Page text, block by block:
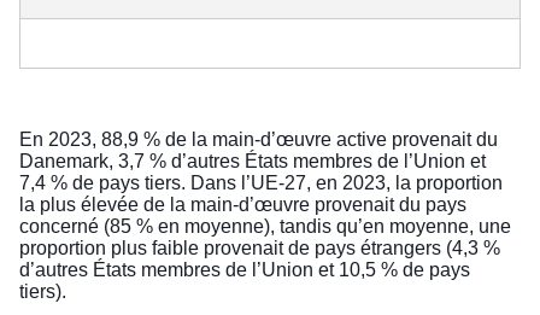
En 2023, 88,9 % de la main-d’œuvre active provenait du
Danemark, 3,7 % d’autres États membres de l’Union et
7,4 % de pays tiers. Dans l’UE-27, en 2023, la proportion
la plus élevée de la main-d’œuvre provenait du pays
concerné (85 % en moyenne), tandis qu’en moyenne, une
proportion plus faible provenait de pays étrangers (4,3 %
d’autres États membres de l’Union et 10,5 % de pays
tiers).